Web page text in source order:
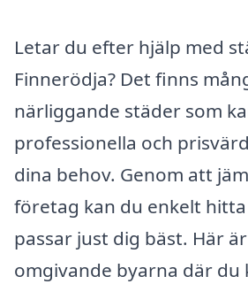
Letar du efter hjälp med
Finnerödja? Det finns
närliggande städer som
professionella och
dina behov. Genom att
företag kan du enkelt
passar just dig bäst. Här
omgivande byarna där du